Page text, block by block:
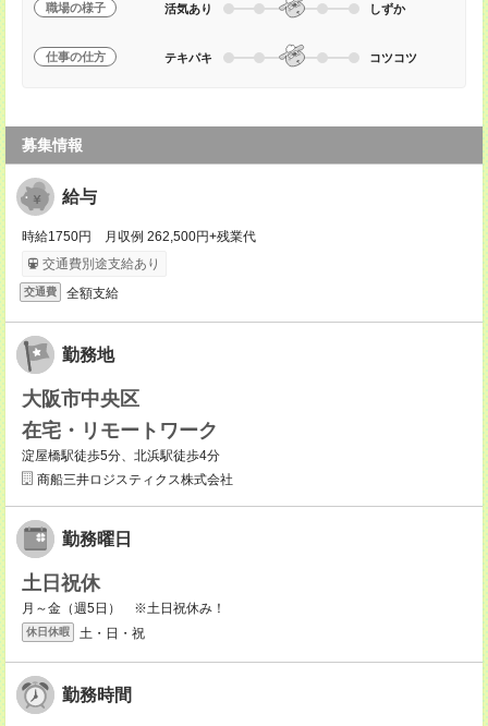
職場の様子 活気あり しずか
仕事の仕方 テキパキ コツコツ
募集情報
給与
時給1750円 月収例 262,500円+残業代
交通費別途支給あり
交通費 全額支給
勤務地
大阪市中央区
在宅・リモートワーク
淀屋橋駅徒歩5分、北浜駅徒歩4分
商船三井ロジスティクス株式会社
勤務曜日
土日祝休
月～金（週5日） ※土日祝休み！
休日休暇 土・日・祝
勤務時間